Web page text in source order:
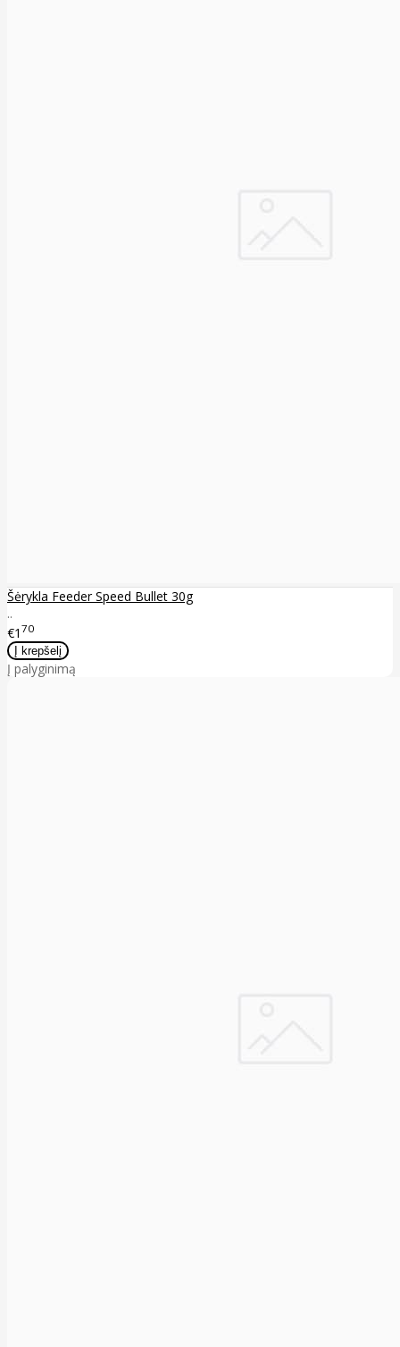
Šėrykla Feeder Speed Bullet 30g
..
€1 70
Į palyginimą